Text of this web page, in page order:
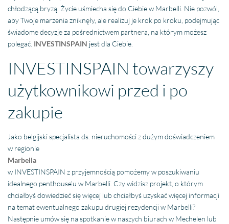
chłodzącą bryzą. Życie uśmiecha się do Ciebie w Marbelli. Nie pozwól,
aby Twoje marzenia zniknęły, ale realizuj je krok po kroku, podejmując
świadome decyzje za pośrednictwem partnera, na którym możesz
polegać. INVESTINSPAIN jest dla Ciebie.
INVESTINSPAIN towarzyszy
użytkownikowi przed i po
zakupie
Jako belgijski specjalista ds. nieruchomości z dużym doświadczeniem
w regionie
Marbella
w INVESTINSPAIN z przyjemnością pomożemy w poszukiwaniu
idealnego penthouse’u w Marbelli. Czy widzisz projekt, o którym
chciałbyś dowiedzieć się więcej lub chciałbyś uzyskać więcej informacji
na temat ewentualnego zakupu drugiej rezydencji w Marbelli?
Następnie umów się na spotkanie w naszych biurach w Mechelen lub